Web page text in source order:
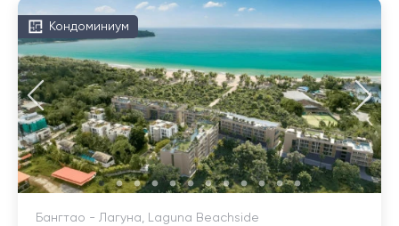
Кондоминиум
Бангтао - Лагуна, Laguna Beachside